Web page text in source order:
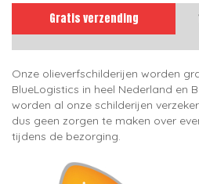
Gratis verzending
Onze olieverfschilderijen worden
BlueLogistics in heel Nederland en
worden al onze schilderijen
dus geen zorgen te maken over
tijdens de bezorging.